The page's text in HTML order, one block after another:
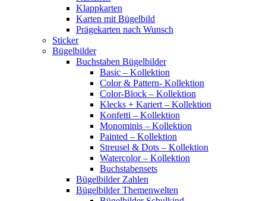
Klappkarten
Karten mit Bügelbild
Prägekarten nach Wunsch
Sticker
Bügelbilder
Buchstaben Bügelbilder
Basic – Kollektion
Color & Pattern- Kollektion
Color-Block – Kollektion
Klecks + Kariert – Kollektion
Konfetti – Kollektion
Monominis – Kollektion
Painted – Kollektion
Streusel & Dots – Kollektion
Watercolor – Kollektion
Buchstabensets
Bügelbilder Zahlen
Bügelbilder Themenwelten